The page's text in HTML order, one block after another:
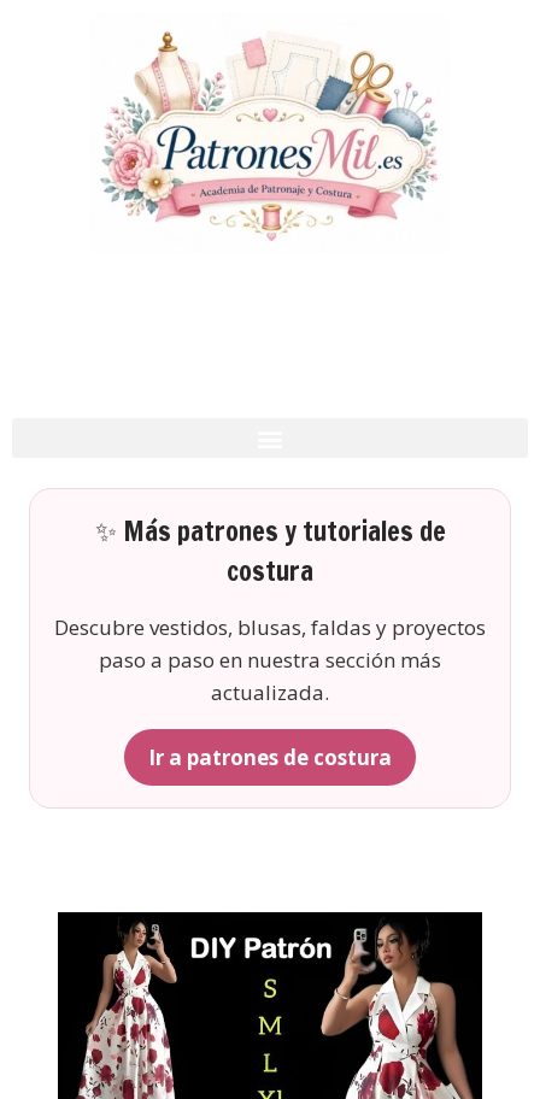
✨ Más patrones y tutoriales de
costura
Descubre vestidos, blusas, faldas y proyectos
paso a paso en nuestra sección más
actualizada.
Ir a patrones de costura